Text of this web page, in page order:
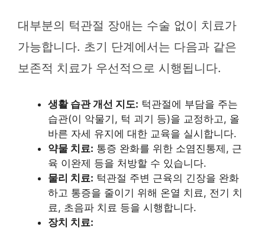
대부분의 턱관절 장애는 수술 없이 치료가
가능합니다. 초기 단계에서는 다음과 같은
보존적 치료가 우선적으로 시행됩니다.
생활 습관 개선 지도: 턱관절에 부담을 주는
습관(이 악물기, 턱 괴기 등)을 교정하고, 올
바른 자세 유지에 대한 교육을 실시합니다.
약물 치료: 통증 완화를 위한 소염진통제, 근
육 이완제 등을 처방할 수 있습니다.
물리 치료: 턱관절 주변 근육의 긴장을 완화
하고 통증을 줄이기 위해 온열 치료, 전기 치
료, 초음파 치료 등을 시행합니다.
장치 치료: